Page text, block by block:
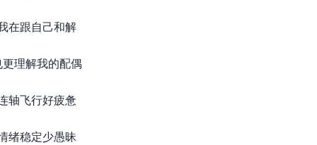
在跟自己和解
理解我的配偶
轴飞行好疲惫
绪稳定少愚昧